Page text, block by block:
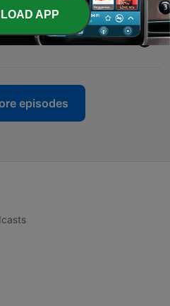
de los médiums |
23.06.2026
episodes
APP